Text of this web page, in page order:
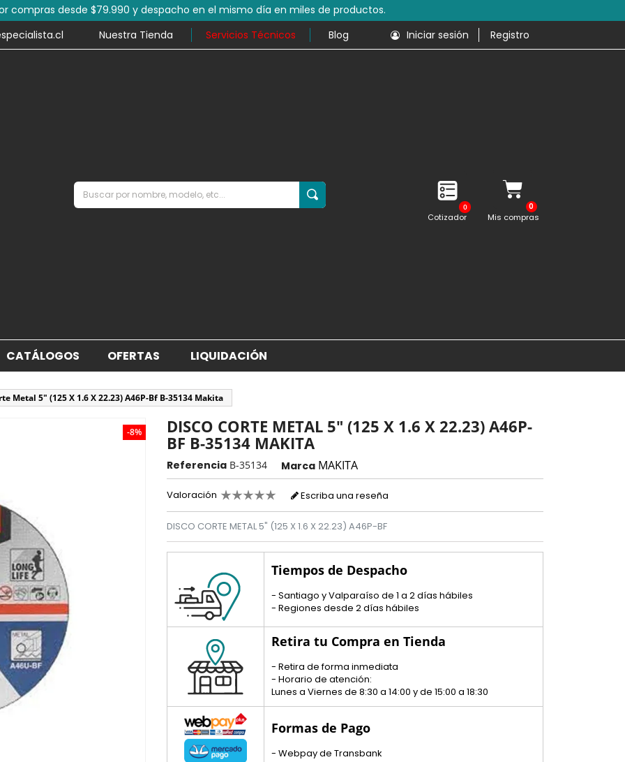
compras desde $79.990 y despacho en el mismo día en miles de productos.
Nuestra Tienda Servicios Técnicos Blog Iniciar sesión Registro
0
Cotizador Mis compras
CATÁLOGOS OFERTAS LIQUIDACIÓN
Metal 5" (125 X 1.6 X 22.23) A46P-Bf B-35134 Makita
-8%
DISCO CORTE METAL 5" (125 X 1.6 X 22.23) A46P-
BF B-35134 MAKITA
Referencia B-35134 Marca MAKITA
Valoración Escriba una reseña
DISCO CORTE METAL 5" (125 X 1.6 X 22.23) A46P-BF
Tiempos de Despacho
- Santiago y Valparaíso de 1 a 2 días hábiles
- Regiones desde 2 días hábiles
Retira tu Compra en Tienda
- Retira de forma inmediata
- Horario de atención:
Lunes a Viernes de 8:30 a 14:00 y de 15:00 a 18:30
Formas de Pago
- Webpay de Transbank